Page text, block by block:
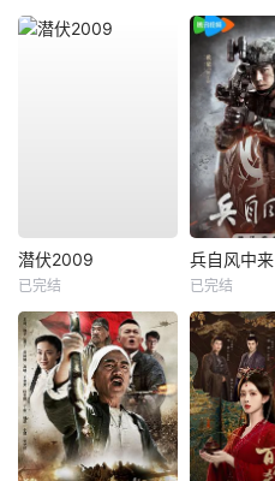
潜伏2009
已完结
兵自风中来
已完结